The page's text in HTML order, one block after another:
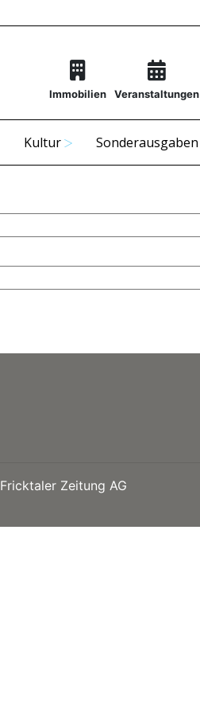
Immobilien Veranstaltungen
Kultur Sonderausgaben
Zeitung AG